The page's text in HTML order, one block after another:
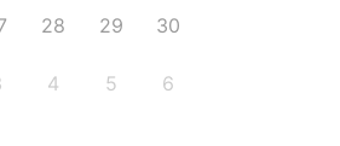
28 29 30
4 5 6